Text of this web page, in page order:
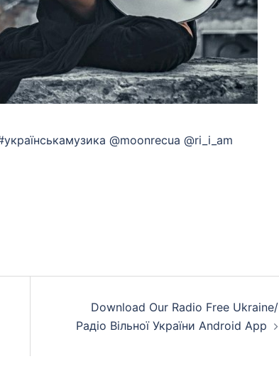
@moonrecua @ri_i_am
Download Our Radio Free Ukraine/
Радіо Вільної України Android App